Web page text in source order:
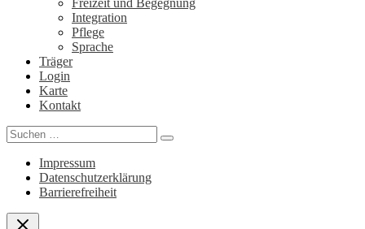
Freizeit und Begegnung
Integration
Pflege
Sprache
Träger
Login
Karte
Kontakt
Search
for:
Impressum
Datenschutzerklärung
Barrierefreiheit